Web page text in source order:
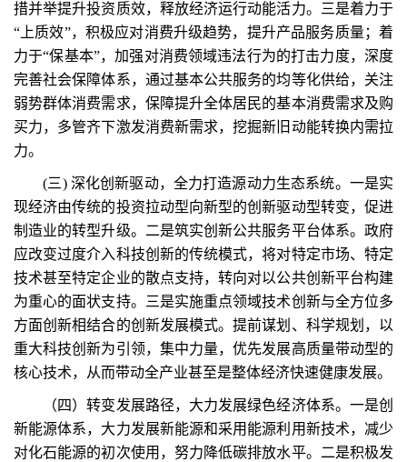
措并举提升投资质效，释放经济运行动能活力。三是着力于
“上质效”，积极应对消费升级趋势，提升产品服务质量；着
力于“保基本”，加强对消费领域违法行为的打击力度，深度
完善社会保障体系，通过基本公共服务的均等化供给，关注
弱势群体消费需求，保障提升全体居民的基本消费需求及购
买力，多管齐下激发消费新需求，挖掘新旧动能转换内需拉
力。
(三) 深化创新驱动，全力打造源动力生态系统。一是实
现经济由传统的投资拉动型向新型的创新驱动型转变，促进
制造业的转型升级。二是筑实创新公共服务平台体系。政府
应改变过度介入科技创新的传统模式，将对特定市场、特定
技术甚至特定企业的散点支持，转向对以公共创新平台构建
为重心的面状支持。三是实施重点领域技术创新与全方位多
方面创新相结合的创新发展模式。提前谋划、科学规划，以
重大科技创新为引领，集中力量，优先发展高质量带动型的
核心技术，从而带动全产业甚至是整体经济快速健康发展。
（四）转变发展路径，大力发展绿色经济体系。一是创
新能源体系，大力发展新能源和采用能源利用新技术，减少
对化石能源的初次使用，努力降低碳排放水平。二是积极发